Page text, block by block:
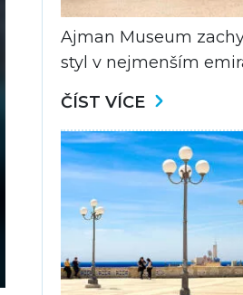
Ajman Museum
styl v nejmenším
ČÍST VÍCE